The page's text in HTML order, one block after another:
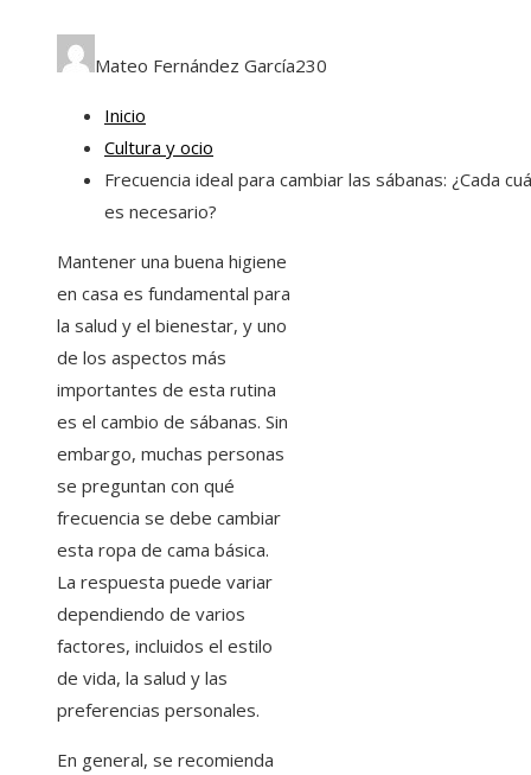
Mateo Fernández García230
Inicio
Cultura y ocio
Frecuencia ideal para cambiar las sábanas: ¿Cada
es necesario?
Mantener una buena higiene
en casa es fundamental para
la salud y el bienestar, y uno
de los aspectos más
importantes de esta rutina
es el cambio de sábanas. Sin
embargo, muchas personas
se preguntan con qué
frecuencia se debe cambiar
esta ropa de cama básica.
La respuesta puede variar
dependiendo de varios
factores, incluidos el estilo
de vida, la salud y las
preferencias personales.
En general, se recomienda